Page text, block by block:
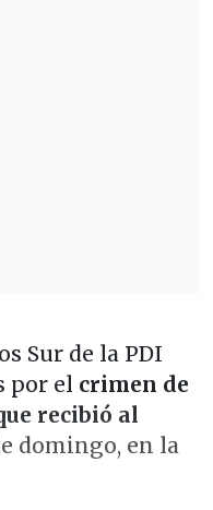
Sur de la PDI
por el crimen de
recibió al
domingo, en la